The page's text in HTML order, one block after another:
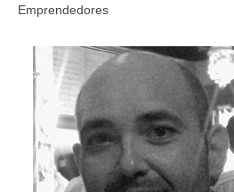
Emprendedores